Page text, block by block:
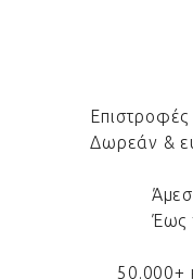
Δωρεάν &
Έως
50.000+